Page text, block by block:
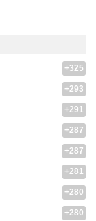
+325
+293
+291
+287
+287
+281
+280
+280